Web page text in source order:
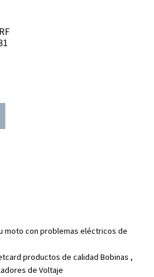
moto con problemas eléctricos de
productos de calidad Bobinas ,
de Voltaje